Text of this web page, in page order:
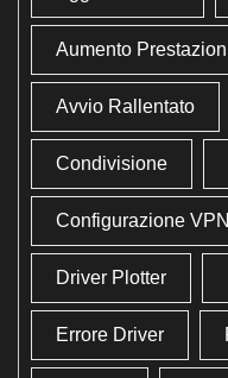
Aumento
Avvio Rallentato
Condivisione
Configurazione VPN
Driver Plotter
Errore Driver